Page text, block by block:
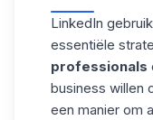
LinkedIn
essentiële
professionals
business willen
een manier om